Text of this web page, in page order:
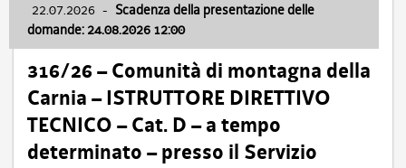
22.07.2026 - Scadenza della presentazione delle
domande: 24.08.2026 12:00
316/26 – Comunità di montagna della
Carnia – ISTRUTTORE DIRETTIVO
TECNICO – Cat. D – a tempo
determinato – presso il Servizio